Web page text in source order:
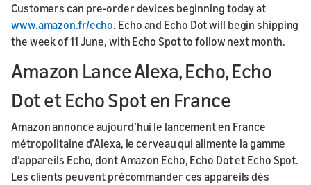
Customers can pre-order devices beginning today at
www.amazon.fr/echo. Echo and Echo Dot will begin shipping
the week of 11 June, with Echo Spot to follow next month.
Amazon Lance Alexa, Echo, Echo
Dot et Echo Spot en France
Amazon annonce aujourd’hui le lancement en France
métropolitaine d’Alexa, le cerveau qui alimente la gamme
d’appareils Echo, dont Amazon Echo, Echo Dot et Echo Spot.
Les clients peuvent précommander ces appareils dès